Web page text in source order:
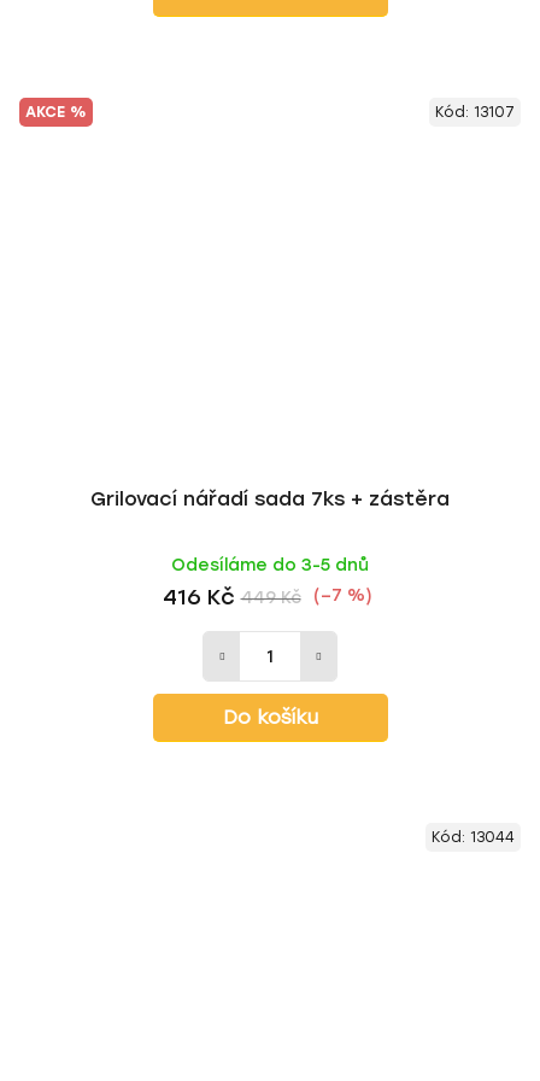
AKCE %
Grilovací nářadí sada 7ks + zástěra
Odesíláme do 3-5 dnů
416 Kč 449 Kč (–7 %)
Do košíku
Kód: 13107
Kód: 13044